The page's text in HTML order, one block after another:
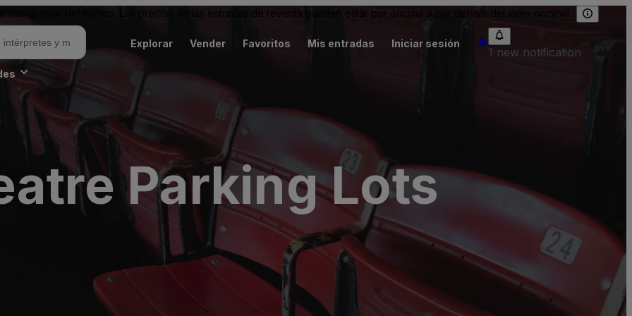
grande del mundo. Los precios de las entradas de reventa pueden estar por encima o por debajo del valor nominal.
Explorar Vender Favoritos Mis entradas Iniciar sesión
1 new notification
Parking Lots